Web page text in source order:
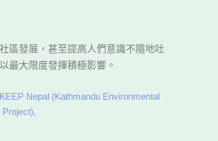
最大限度發揮積極影響。
KEEP Nepal (Kathmandu Environmental
Project),